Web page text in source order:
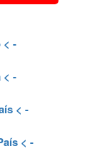
< -
< -
< -
< -